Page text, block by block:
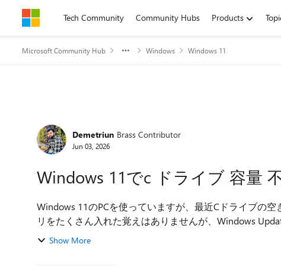
Skip to contentTech Community Community Hubs Products
Microsoft Community Hub Windows Windows 11
Forum Discussion
Demetriun Brass Contributor
Jun 03, 2026
Windows 11でc ドライブ 容量
Windows 11のPCを使っていますが、最近Cドライブの
リをたくさん入れた覚えはありませんが、Windows
アプリなどが原因かもしれません。PCの動作も少し重
Show More